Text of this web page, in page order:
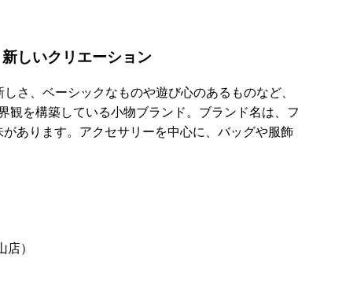
しいクリエーション
さ、ベーシックなものや遊び心のあるものなど、
を構築している小物ブランド。ブランド名は、フ
あります。アクセサリーを中心に、バッグや服飾
）